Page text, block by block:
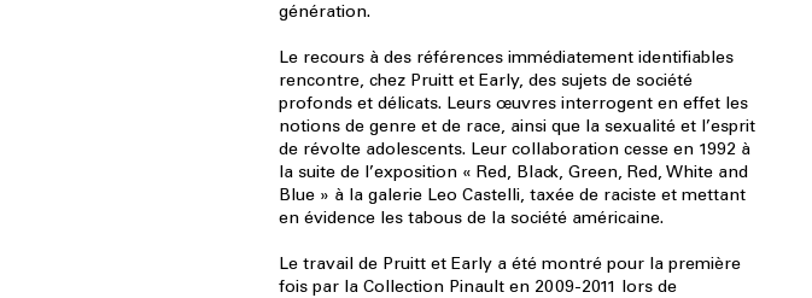
génération.
Le recours à des références immédiatement identifiables
rencontre, chez Pruitt et Early, des sujets de société
profonds et délicats. Leurs œuvres interrogent en effet les
notions de genre et de race, ainsi que la sexualité et l’esprit
de révolte adolescents. Leur collaboration cesse en 1992 à
la suite de l’exposition « Red, Black, Green, Red, White and
Blue » à la galerie Leo Castelli, taxée de raciste et mettant
en évidence les tabous de la société américaine.
Le travail de Pruitt et Early a été montré pour la première
fois par la Collection Pinault en 2009-2011 lors de